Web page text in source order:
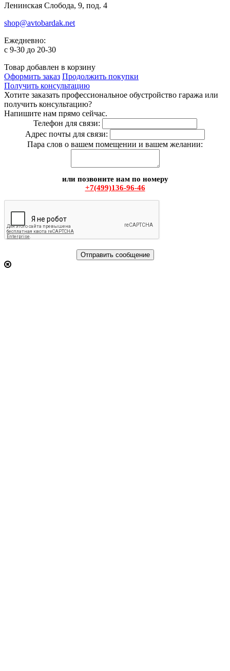
Ленинская Слобода, 9, под. 4
shop@avtobardak.net
Ежедневно:
c 9-30 до 20-30
Товар добавлен в корзину
Оформить заказ Продолжить покупки
Получить консультацию
Хотите заказать профессиональное обустройство гаража или
получить консультацию?
Напишите нам прямо сейчас.
Телефон для связи:
Адрес почты для связи:
Пара слов о вашем помещении и вашем желании:
или позвоните нам по номеру
+7(499)136-96-46